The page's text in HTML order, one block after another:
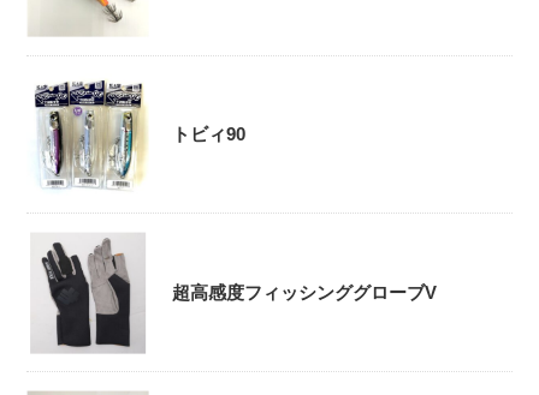
トビィ90
超高感度フィッシンググローブV